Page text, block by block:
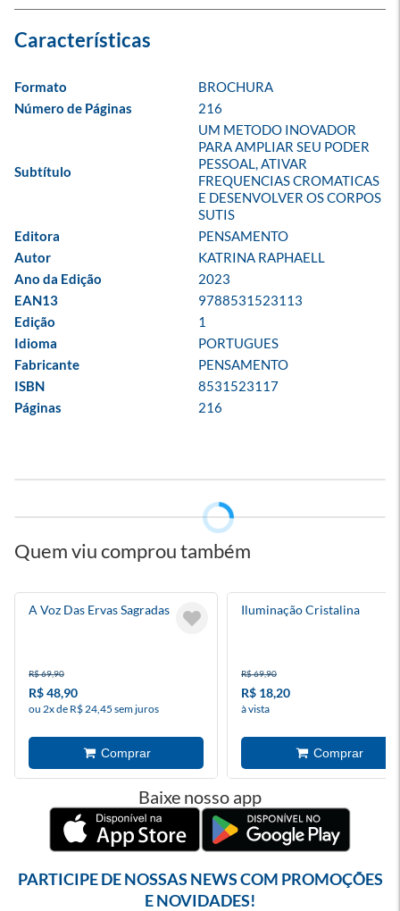
Formato
BROCHURA
Número de Páginas
216
Subtítulo
UM METODO INOVADOR
PARA AMPLIAR SEU PODER
PESSOAL, ATIVAR
FREQUENCIAS CROMATICAS
E DESENVOLVER OS CORPOS
SUTIS
Editora
PENSAMENTO
Autor
KATRINA RAPHAELL
Ano da Edição
2023
EAN13
9788531523113
Edição
1
Idioma
PORTUGUES
Fabricante
PENSAMENTO
ISBN
8531523117
Páginas
216
Quem viu comprou também
A Voz Das Ervas Sagradas
R$ 69,90
R$ 48,90
ou 2x de R$ 24,45 sem juros
Iluminação Cristalina
R$ 69,90
R$ 18,20
à vista
Baixe nosso app
PARTICIPE DE NOSSAS NEWS COM PROMOÇÕES
E NOVIDADES!